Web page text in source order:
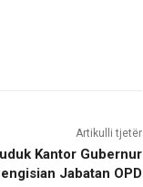
Artikulli tjetër
Kantor Gubernur
Jabatan OPD